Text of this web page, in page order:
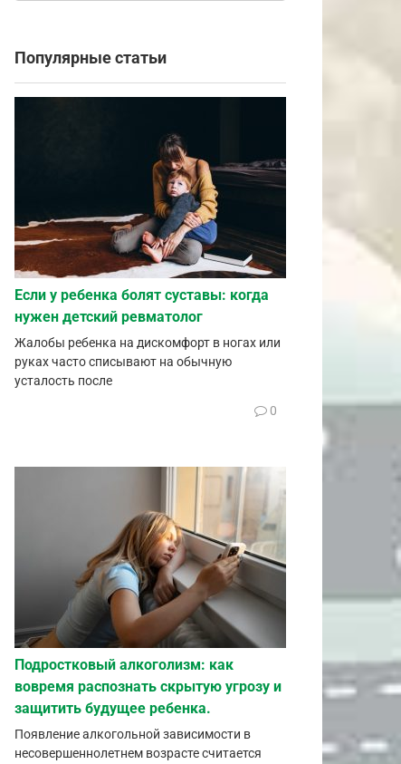
Популярные статьи
Если у ребенка болят суставы: когда
нужен детский ревматолог
Жалобы ребенка на дискомфорт в ногах или
руках часто списывают на обычную
усталость после
0
Подростковый алкоголизм: как
вовремя распознать скрытую угрозу и
защитить будущее ребенка.
Появление алкогольной зависимости в
несовершеннолетнем возрасте считается